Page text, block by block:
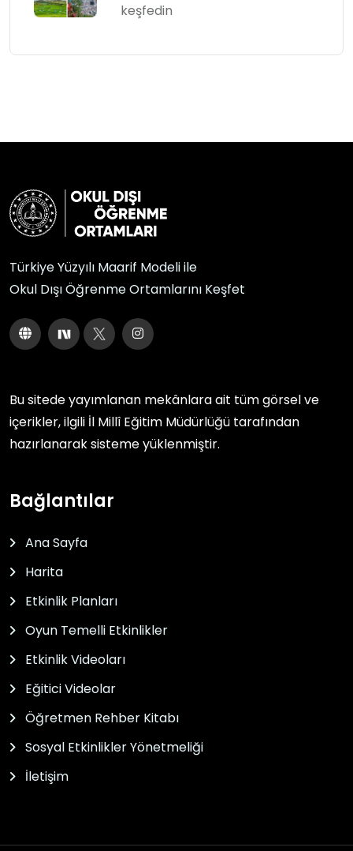
keşfedin
Türkiye Yüzyılı Maarif Modeli ile
Okul Dışı Öğrenme Ortamlarını Keşfet
Bu sitede yayımlanan mekânlara ait tüm görsel ve
içerikler, ilgili İl Millî Eğitim Müdürlüğü tarafından
hazırlanarak sisteme yüklenmiştir.
Bağlantılar
Ana Sayfa
Harita
Etkinlik Planları
Oyun Temelli Etkinlikler
Etkinlik Videoları
Eğitici Videolar
Öğretmen Rehber Kitabı
Sosyal Etkinlikler Yönetmeliği
İletişim